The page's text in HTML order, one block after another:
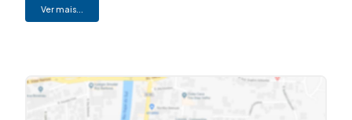
📐 Terreno de 433,65m² com 211,83 m² construído
familiares
🍽️ Cozinha ampla
🧺 Lavanderia ampla e independente
Ver mais...